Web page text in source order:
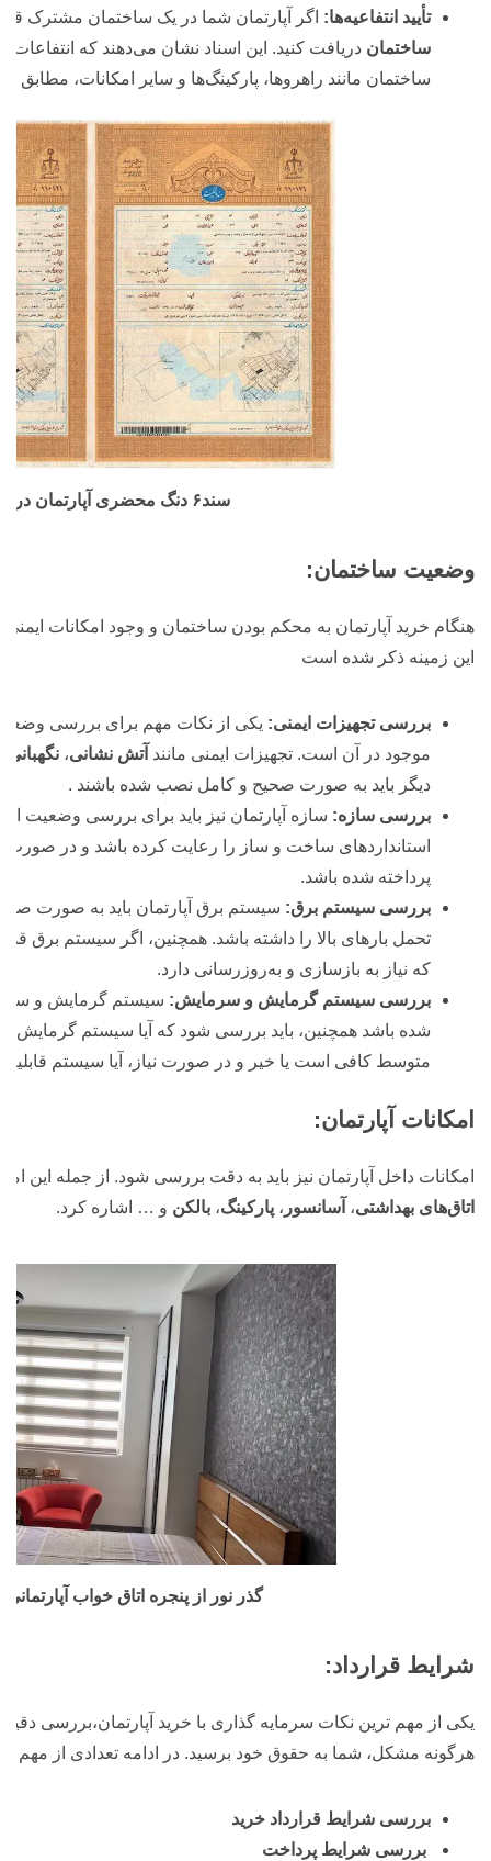
تأیید انتفاعیه‌ها: اگر آپارتمان شما در یک ساختمان مشترک قرار
ساختمان دریافت کنید. این اسناد نشان می‌دهند که
ساختمان مانند راهروها، پارکینگ‌ها و سایر امکانات،
سند۶ دنگ محضری آپارتمان درسرخرود
وضعیت ساختمان:
هنگام خرید آپارتمان به محکم بودن ساختمان و وجود امکانات ایمنی
این زمینه ذکر شده است
بررسی تجهیزات ایمنی: یکی از نکات مهم برای بررسی
موجود در آن است. تجهیزات ایمنی مانند آتش نشانی، نگهبانی
دیگر باید به صورت صحیح و کامل نصب شده باشند .
بررسی سازه: سازه آپارتمان نیز باید برای بررسی وضعیت
استانداردهای ساخت و ساز را رعایت کرده باشد و در صورت
پرداخته شده باشد.
بررسی سیستم برق: سیستم برق آپارتمان باید به صورت
تحمل بارهای بالا را داشته باشد. همچنین، اگر سیستم برق
که نیاز به بازسازی و به‌روزرسانی دارد.
بررسی سیستم گرمایش و سرمایش: سیستم گرمایش و
شده باشد همچنین، باید بررسی شود که آیا سیستم گرمایش
متوسط کافی است یا خیر و در صورت نیاز، آیا سیستم قابلیت
امکانات آپارتمان:
امکانات داخل آپارتمان نیز باید به دقت بررسی شود. از جمله این
اتاق‌های بهداشتی، آسانسور ، پارکینگ، بالکن و … اشاره کرد.
گذر نور از پنجره اتاق خواب
شرایط قرارداد:
یکی از مهم ترین نکات سرمایه گذاری با خرید آپارتمان،بررسی
هرگونه مشکل، شما به حقوق خود برسید. در ادامه تعدادی از مهم
بررسی شرایط قرارداد خرید
بررسی شرایط پرداخت